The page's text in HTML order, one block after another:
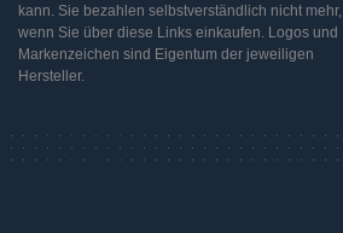
kann. Sie bezahlen selbstverständlich nicht mehr,
wenn Sie über diese Links einkaufen. Logos und
Markenzeichen sind Eigentum der jeweiligen
Hersteller.